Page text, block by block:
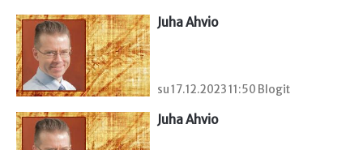
Juha Ahvio
su 17.12.2023 11:50 Blogit
Juha Ahvio